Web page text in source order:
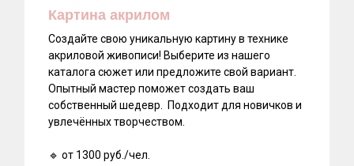
Картина акрилом
Создайте свою уникальную картину в технике
акриловой живописи! Выберите из нашего
каталога сюжет или предложите свой вариант.
Опытный мастер поможет создать ваш
собственный шедевр. Подходит для новичков и
увлечённых творчеством.
🔹 от 1300 руб./чел.